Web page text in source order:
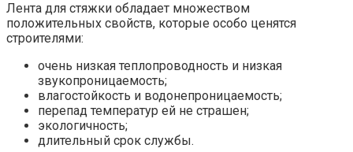
Лента для стяжки обладает множеством
положительных свойств, которые особо ценятся
строителями:
очень низкая теплопроводность и низкая
звукопроницаемость;
влагостойкость и водонепроницаемость;
перепад температур ей не страшен;
экологичность;
длительный срок службы.